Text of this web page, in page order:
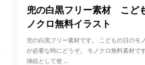
兜の白黒フリー素材 こど
ノクロ無料イラスト
兜の白黒フリー素材です。 こどもの日のモ
が必要な時にどうぞ。 モノクロ無料素材で
挿絵として使 ...